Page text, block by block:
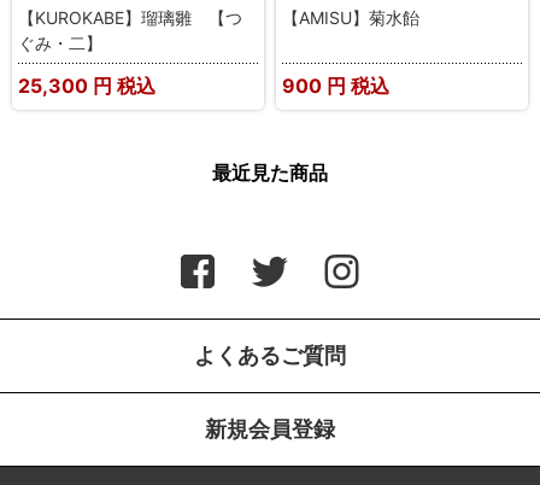
【KUROKABE】瑠璃雛 【つ
ぐみ・二】
25,300 円 税込
【AMISU】菊水飴
900 円 税込
最近見た商品
よくあるご質問
新規会員登録